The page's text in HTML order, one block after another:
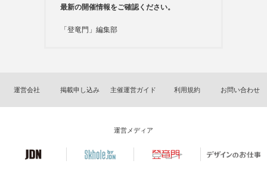
最新の開催情報をご確認ください。
「登竜門」編集部
運営会社 掲載申し込み 主催運営ガイド 利用規約 お問い合わせ
運営メディア